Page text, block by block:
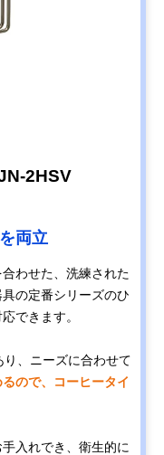
2HSV
両立
わせた、洗練された
の定番シリーズのひ
できます。
、ニーズに合わせて
ので、コーヒータイ
入れでき、衛生的に